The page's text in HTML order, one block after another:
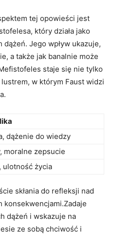
tej opowieści jest
który działa jako
Jego wpływ ukazuje,
a także jak banalnie może
staje się nie tylko
w którym Faust widzi
dążenie do wiedzy
moralne zepsucie
ulotność życia
skłania do refleksji nad
konsekwencjami.Zadaje
dążeń i wskazuje na
ze sobą chciwość i